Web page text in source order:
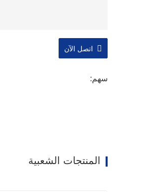
اتصل الآن
سهم:
المنتجات الشعبية